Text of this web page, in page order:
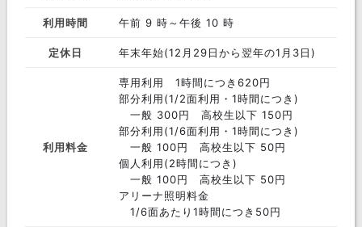
利用時間 午前 9 時～午後 10 時
定休日 年末年始(12月29日から翌年の1月3日)
利用料金
専用利用 1時間につき620円
部分利用(1/2面利用・1時間につき)
一般 300円 高校生以下 150円
部分利用(1/6面利用・1時間につき)
一般 100円 高校生以下 50円
個人利用(2時間につき)
一般 100円 高校生以下 50円
アリーナ照明料金
1/6面あたり1時間につき50円